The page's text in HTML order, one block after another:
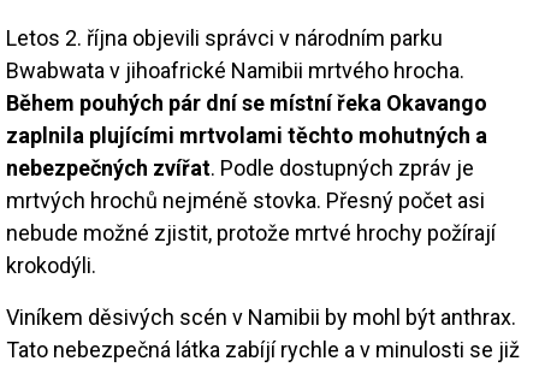
Letos 2. října objevili správci v národním parku
Bwabwata v jihoafrické Namibii mrtvého hrocha.
Během pouhých pár dní se místní řeka Okavango
zaplnila plujícími mrtvolami těchto mohutných a
nebezpečných zvířat. Podle dostupných zpráv je
mrtvých hrochů nejméně stovka. Přesný počet asi
nebude možné zjistit, protože mrtvé hrochy požírají
krokodýli.
Viníkem děsivých scén v Namibii by mohl být anthrax.
Tato nebezpečná látka zabíjí rychle a v minulosti se již